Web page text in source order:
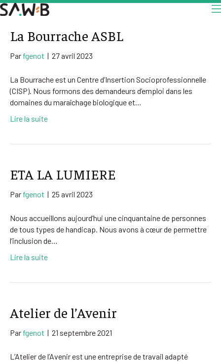
La Bourrache ASBL
Par fgenot | 27 avril 2023
La Bourrache est un Centre d’Insertion Socioprofessionnelle
(CISP). Nous formons des demandeurs d’emploi dans les
domaines du maraîchage biologique et…
Lire la suite
ETA LA LUMIERE
Par fgenot | 25 avril 2023
Nous accueillons aujourd’hui une cinquantaine de personnes
de tous types de handicap. Nous avons à cœur de permettre
l’inclusion de…
Lire la suite
Atelier de l’Avenir
Par fgenot | 21 septembre 2021
L’Atelier de l’Avenir est une entreprise de travail adapté